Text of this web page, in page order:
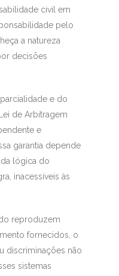
civil em
pelo
a natureza
decisões
e do
de Arbitragem
e
garantia depende
lógica do
inacessíveis às
reproduzem
fornecidos, o
discriminações não
sistemas